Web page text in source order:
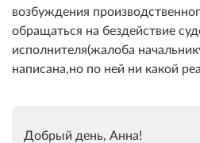
возбуждения
обращаться на бездействие
исполнителя(жалоба
написана,но по ней ни какой
Добрый день, Анна!